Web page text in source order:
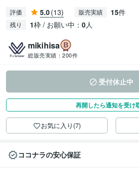
評価 5.0(13) 販売実績 15件
残り 1枠 / お願い中： 0人
mikihisa
総販売実績： 200件
受付休止中
再開したら通知を受け
お気に入り(7)
ココナラの安心保証